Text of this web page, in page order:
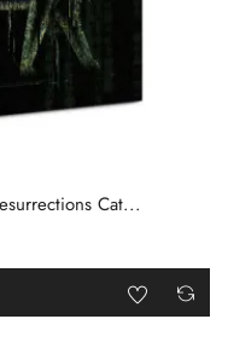
Cat...